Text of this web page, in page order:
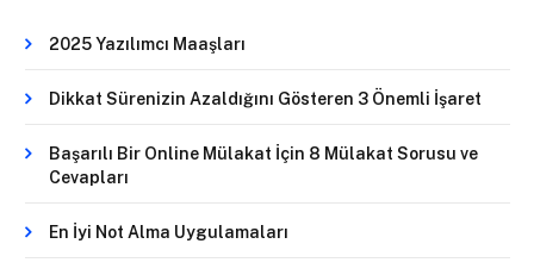
2025 Yazılımcı Maaşları
Dikkat Sürenizin Azaldığını Gösteren 3 Önemli İşaret
Başarılı Bir Online Mülakat İçin 8 Mülakat Sorusu ve
Cevapları
En İyi Not Alma Uygulamaları